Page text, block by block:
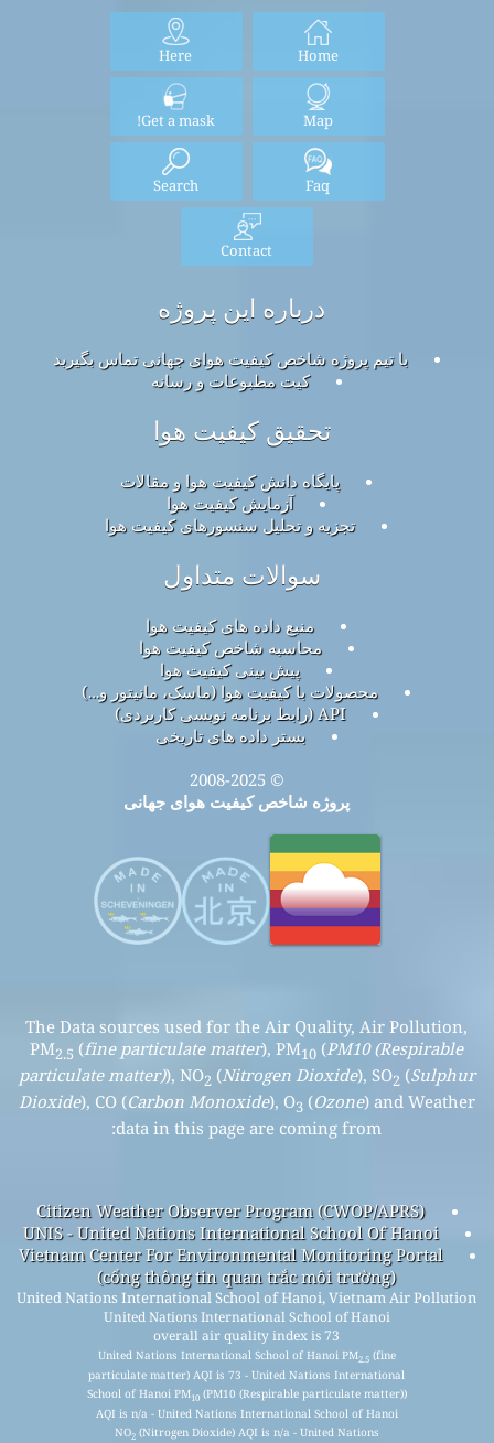
Home
Here
Map
Get a mask!
Faq
Search
Contact
درباره این پروژه
با تیم پروژه شاخص کیفیت هوای جهانی تماس بگیرید
کیت مطبوعات و رسانه
تحقیق کیفیت هوا
پایگاه دانش کیفیت هوا و مقالات
آزمایش کیفیت هوا
تجزیه و تحلیل سنسورهای کیفیت هوا
سوالات متداول
منبع داده های کیفیت هوا
محاسبه شاخص کیفیت هوا
پیش بینی کیفیت هوا
محصولات با کیفیت هوا (ماسک، مانیتور و…)
API (رابط برنامه نویسی کاربردی)
بستر داده های تاریخی
© 2008-2025
پروژه شاخص کیفیت هوای جهانی
The Data sources used for the Air Quality, Air Pollution,
PM2.5(fine particulate matter), PM10(PM10 (Respirable
particulate matter)), NO2 (Nitrogen Dioxide), SO2 (Sulphur
Dioxide), CO (Carbon Monoxide), O3 (Ozone ) and Weather
data in this page are coming from:
Citizen Weather Observer Program (CWOP/APRS)
UNIS - United Nations International School Of Hanoi
Vietnam Center For Environmental Monitoring Portal
(cổng thông tin quan trắc môi trường)
United Nations International School of Hanoi, Vietnam Air Pollution
United Nations International School of Hanoi
overall air quality index is 73
United Nations International School of Hanoi PM2.5(fine
particulate matter) AQI is 73 - United Nations International
School of Hanoi PM10(PM10 (Respirable particulate matter))
AQI is n/a - United Nations International School of Hanoi
NO 2(Nitrogen Dioxide) AQI is n/a - United Nations